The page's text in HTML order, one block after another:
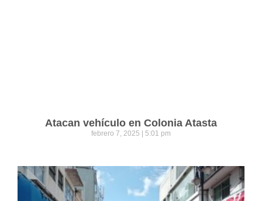
Atacan vehículo en Colonia Atasta
febrero 7, 2025 5:01 pm